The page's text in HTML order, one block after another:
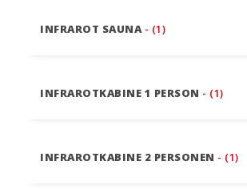
INFRAROT SAUNA - (1)
INFRAROTKABINE 1 PERSON - (1)
INFRAROTKABINE 2 PERSONEN - (1)